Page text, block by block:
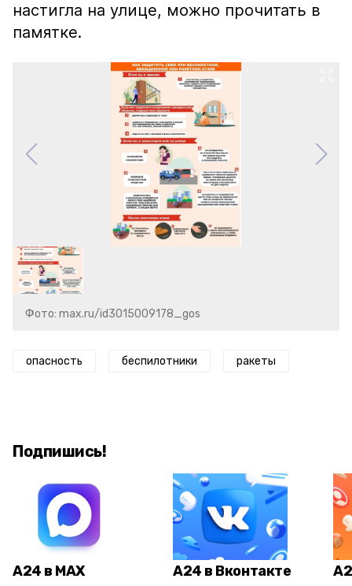
настигла на улице, можно прочитать в
памятке.
Фото: max.ru/id3015009178_gos
опасность беспилотники ракеты
Подпишись!
А24 в MAX А24 в Вконтакте